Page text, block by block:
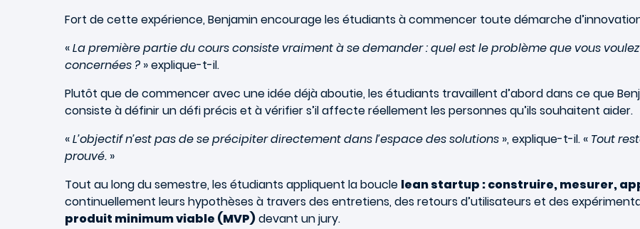
Fort de cette expérience, Benjamin encourage les étudiants à commencer toute démarche
«La première partie du cours consiste vraiment à se demander : quel est le problème que vous
concernées ? » explique-t-il.
Plutôt que de commencer avec une idée déjà aboutie, les étudiants travaillent d’abord dans ce que
consiste à définir un défi précis et à vérifier s’il affecte réellement les personnes qu’ils souhaitent aider.
«L’objectif n’est pas de se précipiter directement dans l’espace des solutions », explique-t-il. « Tout
prouvé. »
Tout au long du semestre, les étudiants appliquent la boucle lean startup : construire, mesurer,
continuellement leurs hypothèses à travers des entretiens, des retours d’utilisateurs et des
produit minimum viable (MVP)devant un jury.